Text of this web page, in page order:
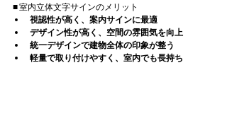
■ 室内立体文字サインのメリット
視認性が高く、案内サインに最適
デザイン性が高く、空間の雰囲気を向上
統一デザインで建物全体の印象が整う
軽量で取り付けやすく、室内でも長持ち